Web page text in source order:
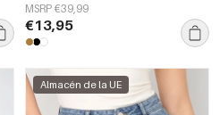
MSRP €39,99
€13,95
Almacén de la UE